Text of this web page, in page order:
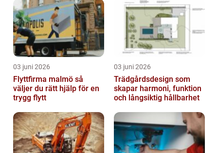
03 juni 2026
Flyttfirma malmö så
väljer du rätt hjälp för en
trygg flytt
03 juni 2026
Trädgårdsdesign som
skapar harmoni, funktion
och långsiktig hållbarhet